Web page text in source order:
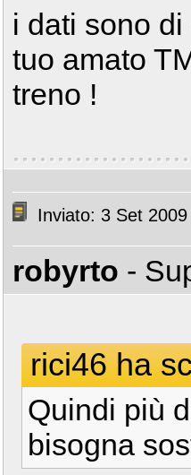
i dati sono
tuo amato
treno !
Inviato: 3 Set
robyrto -
rici46 ha
Quindi più
bisogna